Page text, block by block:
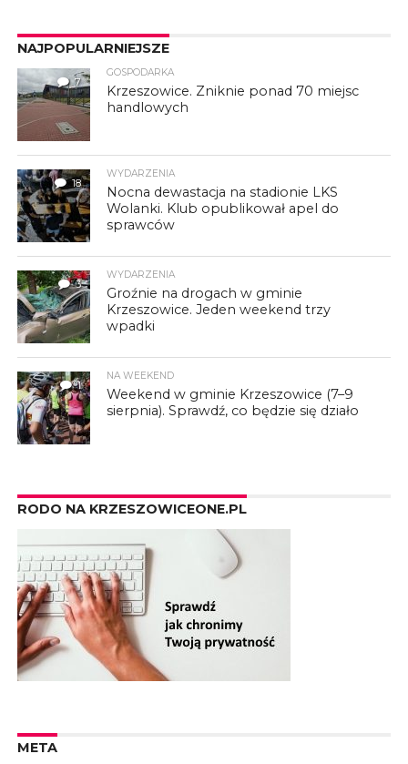
NAJPOPULARNIEJSZE
7
GOSPODARKA
Krzeszowice. Zniknie ponad 70 miejsc
handlowych
18
WYDARZENIA
Nocna dewastacja na stadionie LKS
Wolanki. Klub opublikował apel do
sprawców
3
WYDARZENIA
Groźnie na drogach w gminie
Krzeszowice. Jeden weekend trzy
wpadki
1
NA WEEKEND
Weekend w gminie Krzeszowice (7–9
sierpnia). Sprawdź, co będzie się działo
RODO NA KRZESZOWICEONE.PL
META